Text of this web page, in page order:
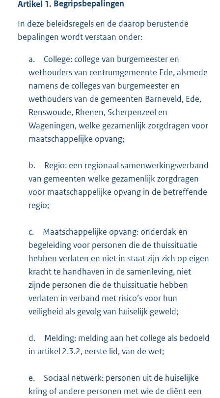
Artikel 1. Begripsbepalingen
In deze beleidsregels en de daarop berustende
bepalingen wordt verstaan onder:
a.
College: college van burgemeester en
wethouders van centrumgemeente Ede, alsmede
namens de colleges van burgemeester en
wethouders van de gemeenten Barneveld, Ede,
Renswoude, Rhenen, Scherpenzeel en
Wageningen, welke gezamenlijk zorgdragen voor
maatschappelijke opvang;
b.
Regio: een regionaal samenwerkingsverband
van gemeenten welke gezamenlijk zorgdragen
voor maatschappelijke opvang in de betreffende
regio;
c.
Maatschappelijke opvang: onderdak en
begeleiding voor personen die de thuissituatie
hebben verlaten en niet in staat zijn zich op eigen
kracht te handhaven in de samenleving, niet
zijnde personen die de thuissituatie hebben
verlaten in verband met risico’s voor hun
veiligheid als gevolg van huiselijk geweld;
d.
Melding: melding aan het college als bedoeld
in artikel 2.3.2, eerste lid, van de wet;
e.
Sociaal netwerk: personen uit de huiselijke
kring of andere personen met wie de cliënt een